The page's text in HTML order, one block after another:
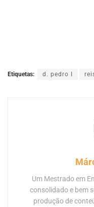
Etiquetas: d. pedro I
Um Mestrado em
consolidado e bem
produção de